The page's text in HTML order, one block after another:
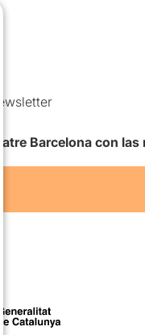
Barcelona con